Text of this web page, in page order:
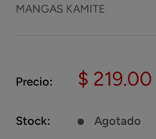
MANGAS KAMITE
Precio:
Precio
venta
$ 219.00
Stock: Agotado